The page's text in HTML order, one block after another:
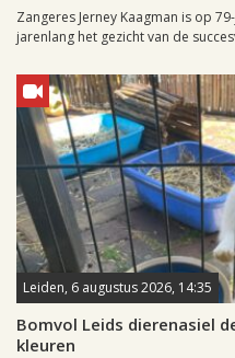
Zangeres Jerney Kaagman is op
jarenlang het gezicht van de
Leiden, 6 augustus 2026, 14:35
Bomvol Leids dierenasiel
kleuren